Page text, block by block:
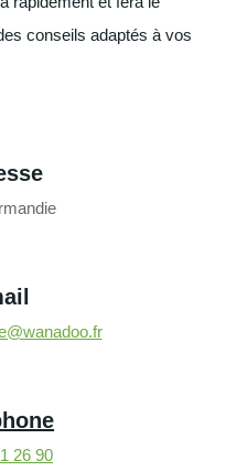
conseils adaptés à vos
26 90